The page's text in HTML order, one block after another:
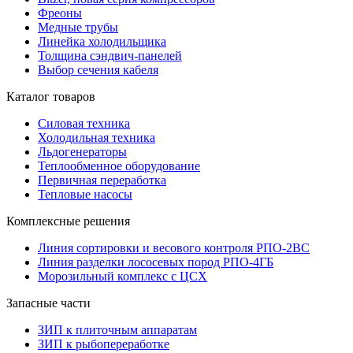
Фреоны
Медные трубы
Линейка холодильщика
Толщина сэндвич-панелей
Выбор сечения кабеля
Каталог товаров
Силовая техника
Холодильная техника
Льдогенераторы
Теплообменное оборудование
Первичная переработка
Тепловые насосы
Комплексные решения
Линия сортировки и весового контроля РПО-2ВС
Линия разделки лососевых пород РПО-4ГБ
Морозильный комплекс с ЦСХ
Запасные части
ЗИП к плиточным аппаратам
ЗИП к рыбопереработке